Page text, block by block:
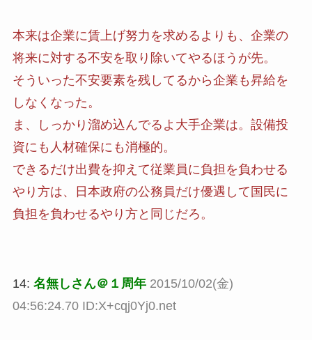
本来は企業に賃上げ努力を求めるよりも、企業の
将来に対する不安を取り除いてやるほうが先。
そういった不安要素を残してるから企業も昇給を
しなくなった。
ま、しっかり溜め込んでるよ大手企業は。設備投
資にも人材確保にも消極的。
できるだけ出費を抑えて従業員に負担を負わせる
やり方は、日本政府の公務員だけ優遇して国民に
負担を負わせるやり方と同じだろ。
14: 名無しさん＠１周年 2015/10/02(金)
04:56:24.70 ID:X+cqj0Yj0.net